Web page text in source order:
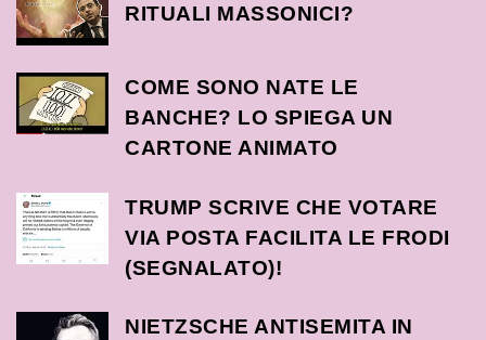
RITUALI MASSONICI?
COME SONO NATE LE
BANCHE? LO SPIEGA UN
CARTONE ANIMATO
TRUMP SCRIVE CHE VOTARE
VIA POSTA FACILITA LE FRODI
(SEGNALATO)!
NIETZSCHE ANTISEMITA IN